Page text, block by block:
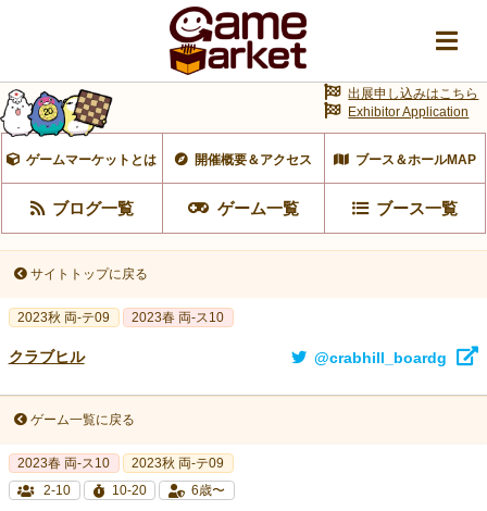
ゲームマーケットとは 開催概要＆アクセス ブース＆ホールMAP
ブログ一覧 ゲーム一覧 ブース一覧
出展申し込みはこちら
Exhibitor Application
サイトトップに戻る
2023秋 両-テ09 2023春 両‐ス10
クラブヒル @crabhill_boardg
ゲーム一覧に戻る
2023春 両‐ス10
2023秋 両-テ09
2-10
10-20 6歳〜